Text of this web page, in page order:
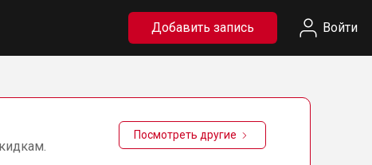
Добавить запись Войти
Посмотреть другие